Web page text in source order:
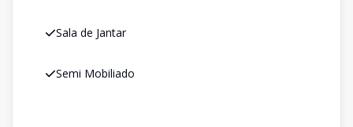
Sala de Jantar
Semi Mobiliado